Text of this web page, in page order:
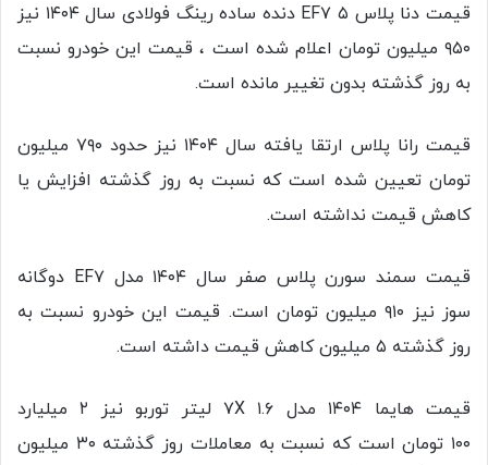
قیمت دنا پلاس EF۷ ۵ دنده ساده رینگ فولادی سال ۱۴۰۴ نیز
۹۵۰ میلیون تومان اعلام شده است ، قیمت این خودرو نسبت
به روز گذشته بدون تغییر مانده است.
قیمت رانا پلاس ارتقا یافته سال ۱۴۰۴ نیز حدود ۷۹۰ میلیون
تومان تعیین شده است که نسبت به روز گذشته افزایش یا
کاهش قیمت نداشته است.
قیمت سمند سورن پلاس صفر سال ۱۴۰۴ مدل EF۷ دوگانه
سوز نیز ۹۱۰ میلیون تومان است. قیمت این خودرو نسبت به
روز گذشته ۵ میلیون کاهش قیمت داشته است.
قیمت هایما ۱۴۰۴ مدل ۷X ۱.۶ لیتر توربو نیز ۲ میلیارد
۱۰۰ تومان است که نسبت به معاملات روز گذشته ۳۰ میلیون